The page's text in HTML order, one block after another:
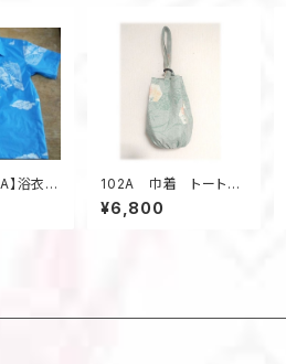
】浴衣リ
ツレギ
102A 巾着 トート
バケツ型 大島紬リメ
イク 春色 亀甲柄
¥6,800